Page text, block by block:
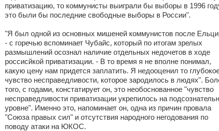
приватизацию, то коммунисты выиграли бы выборы в 1996
это были бы последние свободные выборы в России".
"Я был одной из основных мишеней коммунистов после
- с горечью вспоминает Чубайс, который по итогам зрелых
размышлений осознал наличие отдельных недочетов в ходе
россисйкой приватизации. - В то время я не вполне понимал,
какую цену нам придется заплатить. Я недооценил то
чувство несправедливости, которое зародилось в людях".
того, с годами, констатирует он, это необоснованное "чувство
несправедливости приватизации укрепилось на
уровне". Именно это, напоминает он, одна из причин провала
"Союза правых сил" и отсутствия народного негодования по
поводу атаки на ЮКОС.